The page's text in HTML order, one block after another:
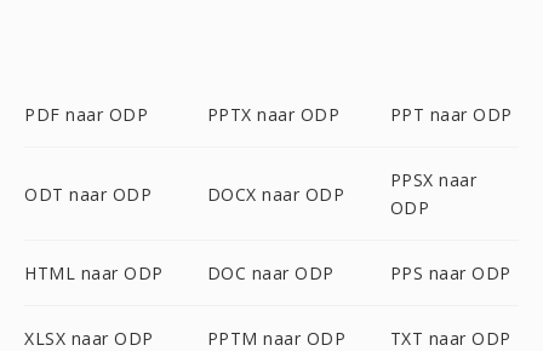
PDF naar ODP PPTX naar ODP PPT naar ODP
ODT naar ODP DOCX naar ODP
PPSX naar
ODP
HTML naar ODP DOC naar ODP PPS naar ODP
XLSX naar ODP PPTM naar ODP TXT naar ODP